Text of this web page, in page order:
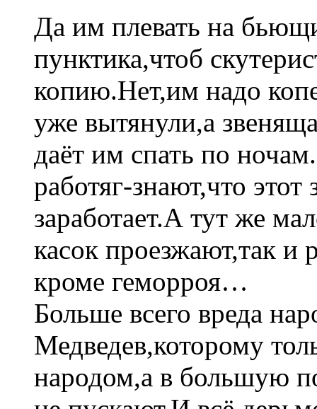
Да им плевать на
пунктика,чтоб
копию.Нет,им надо
уже вытянули,а
даёт им спать по
работяг-знают,что
заработает.А тут же
касок проезжают,так и
кроме геморроя…
Больше всего вреда
Медведев,которому
народом,а в большую